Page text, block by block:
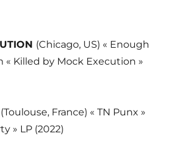
(Chicago, US) « Enough
« Killed by Mock Execution »
(Toulouse, France) « TN Punx »
» LP (2022)